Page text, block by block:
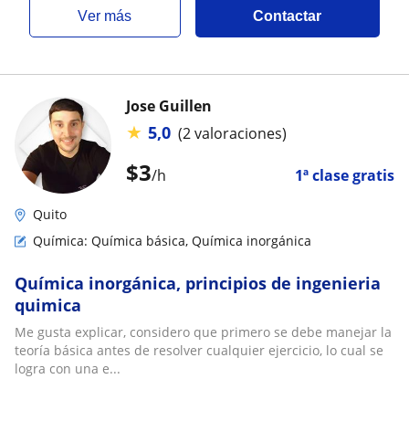
ver más Contactar
$3/h 1ª clase gratis
Jose Guillen
★ 5,0 (2 valoraciones)
Quito
Química: Química básica, Química inorgánica
Química inorgánica, principios de ingenieria
quimica
Me gusta explicar, considero que primero se debe manejar la
teoría básica antes de resolver cualquier ejercicio, lo cual se
logra con una e...